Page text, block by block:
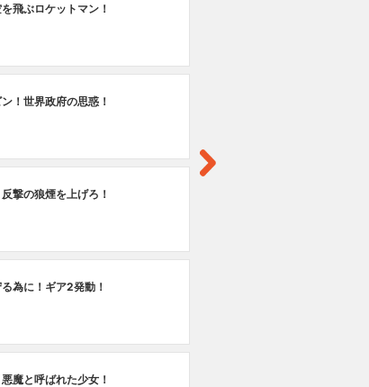
飛ぶロケットマン！
！世界政府の思惑！
撃の狼煙を上げろ！
為に！ギア2発動！
魔と呼ばれた少女！